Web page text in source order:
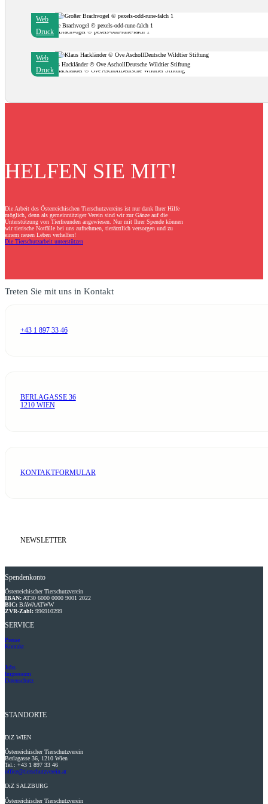
Große Brachvogel © pexels-odd-rune-falch 1
Web
Druck
Klaus Hackländer © Ove AschollDeutsche Wildtier Stiftung
Web
Druck
HELFEN SIE MIT!
Die Arbeit des Österreichischen Tierschutzvereins ist nur dank Ihrer Hilfe
möglich, denn als gemeinnütziger Verein sind wir zur Gänze auf die
Unterstützung von Tierfreunden angewiesen. Nur mit Ihrer Spende können
wir tierische Notfälle bei uns aufnehmen, tierärztlich versorgen und zu
einem neuen Leben verhelfen!
Die Tierschutzarbeit unterstützen
Treten Sie mit uns in Kontakt
+43 1 897 33 46
BERLAGASSE 36
1210 WIEN
KONTAKTFORMULAR
NEWSLETTER
Spendenkonto
Österreichischer Tierschutzverein
IBAN:AT30 6000 0000 9001 2022
BIC: BAWAATWW
ZVR-Zahl: 996910299
SERVICE
Presse
Kontakt
Jobs
Impressum
Datenschutz
STANDORTE
DiZ WIEN
Österreichischer Tierschutzverein
Berlagasse 36, 1210 Wien
Tel.: +43 1 897 33 46
office@tierschutzverein.at
DiZ SALZBURG
Österreichischer Tierschutzverein